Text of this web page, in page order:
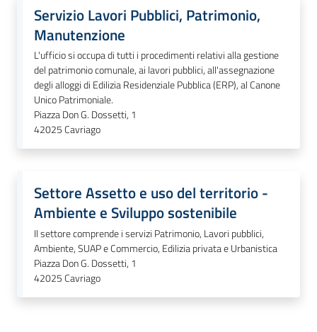
Tutti
argomenti...
Seguici
Servizio Lavori Pubblici, Patrimonio,
Manutenzione
L'ufficio si occupa di tutti i procedimenti relativi alla gestione
del patrimonio comunale, ai lavori pubblici, all'assegnazione
degli alloggi di Edilizia Residenziale Pubblica (ERP), al Canone
Unico Patrimoniale.
Piazza Don G. Dossetti, 1
42025Cavriago
Settore Assetto e uso del territorio -
Ambiente e Sviluppo sostenibile
Il settore comprende i servizi Patrimonio, Lavori pubblici,
Ambiente, SUAP e Commercio, Edilizia privata e Urbanistica
Piazza Don G. Dossetti, 1
42025Cavriago